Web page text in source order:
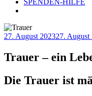
SPENDEN-HILFE
Veröffentlicht
27. August 202327. August
Trauer – ein
Die Trauer ist